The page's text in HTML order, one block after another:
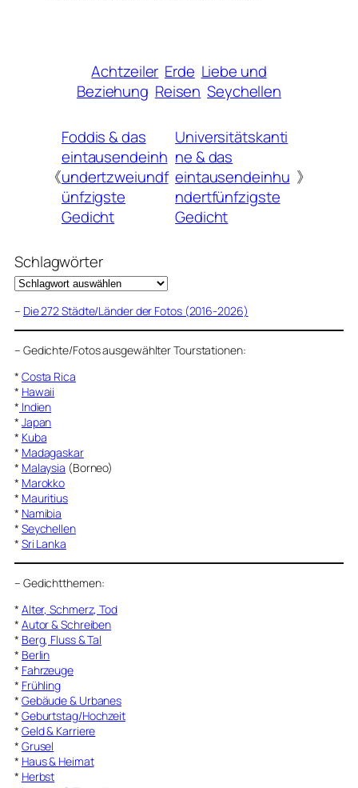
Achtzeiler Erde Liebe und
Beziehung Reisen Seychellen
《
Foddis & das
eintausendeinh
undertzweiundf
ünfzigste
Gedicht
Universitätskanti
ne & das
eintausendeinhu
ndertfünfzigste
Gedicht
》
Schlagwörter
– Die 272 Städte/Länder der Fotos (2016-2026)
– Gedichte/Fotos ausgewählter Tourstationen:
* Costa Rica
* Hawaii
* Indien
* Japan
* Kuba
* Madagaskar
* Malaysia (Borneo)
* Marokko
* Mauritius
* Namibia
* Seychellen
* Sri Lanka
– Gedichtthemen:
* Alter, Schmerz, Tod
* Autor & Schreiben
* Berg, Fluss & Tal
* Berlin
* Fahrzeuge
* Frühling
* Gebäude & Urbanes
* Geburtstag/Hochzeit
* Geld & Karriere
* Grusel
* Haus & Heimat
* Herbst